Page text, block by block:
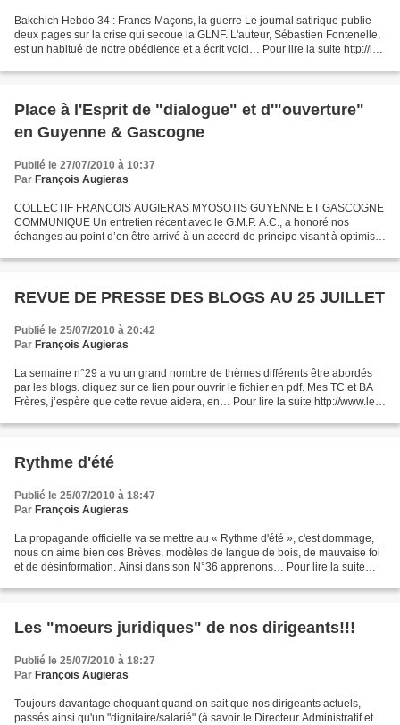
Bakchich Hebdo 34 : Francs-Maçons, la guerre Le journal satirique publie
deux pages sur la crise qui secoue la GLNF. L'auteur, Sébastien Fontenelle,
est un habitué de notre obédience et a écrit voici… Pour lire la suite http://le-
Place à l'Esprit de "dialogue" et d'"ouverture"
en Guyenne & Gascogne
Publié le 27/07/2010 à 10:37
Par François Augieras
COLLECTIF FRANCOIS AUGIERAS MYOSOTIS GUYENNE ET GASCOGNE
COMMUNIQUE Un entretien récent avec le G.M.P. A.C., a honoré nos
échanges au point d’en être arrivé à un accord de principe visant à optimiser
REVUE DE PRESSE DES BLOGS AU 25 JUILLET
Publié le 25/07/2010 à 20:42
Par François Augieras
La semaine n°29 a vu un grand nombre de thèmes différents être abordés
par les blogs. cliquez sur ce lien pour ouvrir le fichier en pdf. Mes TC et BA
Frères, j’espère que cette revue aidera, en… Pour lire la suite http://www.le-
Rythme d'été
Publié le 25/07/2010 à 18:47
Par François Augieras
La propagande officielle va se mettre au « Rythme d'été », c'est dommage,
nous on aime bien ces Brèves, modèles de langue de bois, de mauvaise foi
et de désinformation. Ainsi dans son N°36 apprenons… Pour lire la suite
Les "moeurs juridiques" de nos dirigeants!!!
Publié le 25/07/2010 à 18:27
Par François Augieras
Toujours davantage choquant quand on sait que nos dirigeants actuels,
passés ainsi qu'un "dignitaire/salarié" (à savoir le Directeur Administratif et